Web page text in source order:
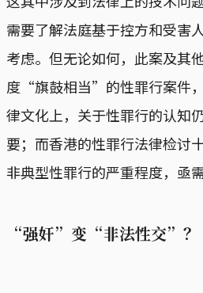
需要了解法庭基于控方和受害
考虑。但无论如何，此案及其
度“旗鼓相当”的性罪行案件
律文化上，关于性罪行的认知
要；而香港的性罪行法律检讨
非典型性罪行的严重程度，亟
“强奸”变“非法性交”？